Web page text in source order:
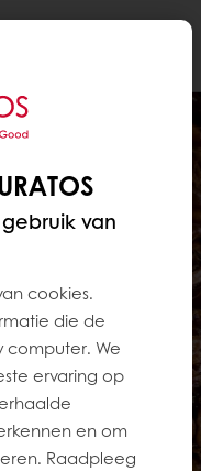
van
cookies.
die de
computer. We
ervaring op
en om
Raadpleeg